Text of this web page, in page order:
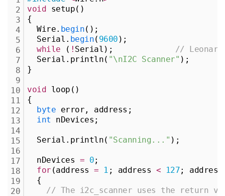
2
3
4
5
6
7
8
9
10
11
12
13
14
15
16
17
18
19
20
void setup()
{
Wire. begin();
Serial. begin( 9600 );
while ( ! Serial);
//
Serial.println( "\nI2C Scanner" );
}
void loop()
{
byte error, address;
int nDevices;
Serial.println( "Scanning..." );
nDevices = 0;
for (address = 1 ; address < 127; address
{
// The i2c_scanner uses the return